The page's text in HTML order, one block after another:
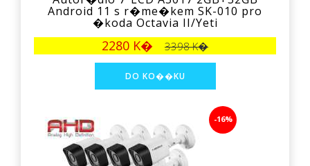
Android 11 s r�me�kem SK-010 pro
�koda Octavia II/Yeti
2280 K� 3398 K�
-16%